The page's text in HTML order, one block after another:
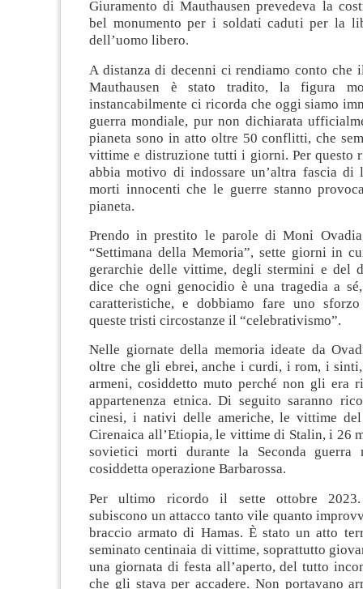
Giuramento di Mauthausen prevedeva la
bel monumento per i soldati caduti per la
dell’uomo libero.
A distanza di decenni ci rendiamo conto che
Mauthausen è stato tradito, la figura
instancabilmente ci ricorda che oggi siamo
guerra mondiale, pur non dichiarata
pianeta sono in atto oltre 50 conflitti, che
vittime e distruzione tutti i giorni. Per questo
abbia motivo di indossare un’altra fascia
morti innocenti che le guerre stanno
pianeta.
Prendo in prestito le parole di Moni
“Settimana della Memoria”, sette giorni in
gerarchie delle vittime, degli stermini e del
dice che ogni genocidio è una tragedia a
caratteristiche, e dobbiamo fare uno
queste tristi circostanze il “celebrativismo”.
Nelle giornate della memoria ideate da
oltre che gli ebrei, anche i curdi, i rom, i
armeni, cosiddetto muto perché non gli era
appartenenza etnica. Di seguito saranno
cinesi, i nativi delle americhe, le vittime
Cirenaica all’Etiopia, le vittime di Stalin, i 26
sovietici morti durante la Seconda guerra
cosiddetta operazione Barbarossa.
Per ultimo ricordo il sette ottobre
subiscono un attacco tanto vile quanto
braccio armato di Hamas. È stato un atto
seminato centinaia di vittime, soprattutto
una giornata di festa all’aperto, del tutto
che gli stava per accadere. Non portavano